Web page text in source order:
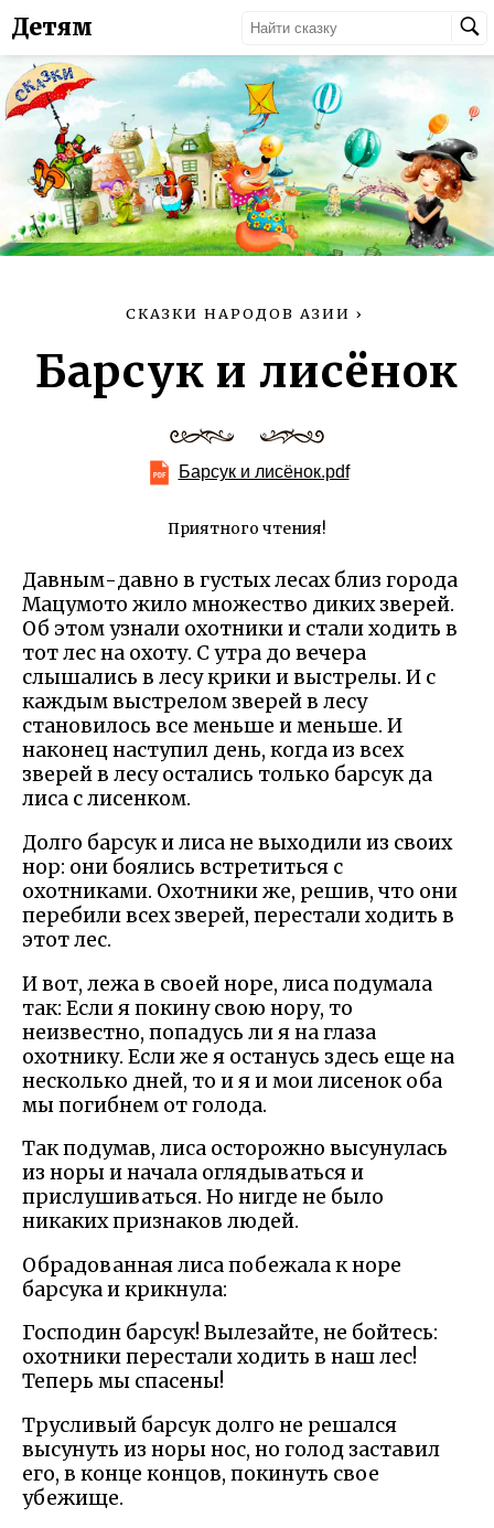
Детям
СКАЗКИ НАРОДОВ АЗИИ ›
Барсук и лисёнок
Барсук и лисёнок.pdf
Приятного чтения!
Давным-давно в густых лесах близ города
Мацумото жило множество диких зверей.
Об этом узнали охотники и стали ходить в
тот лес на охоту. С утра до вечера
слышались в лесу крики и выстрелы. И с
каждым выстрелом зверей в лесу
становилось все меньше и меньше. И
наконец наступил день, когда из всех
зверей в лесу остались только барсук да
лиса с лисенком.
Долго барсук и лиса не выходили из своих
нор: они боялись встретиться с
охотниками. Охотники же, решив, что они
перебили всех зверей, перестали ходить в
этот лес.
И вот, лежа в своей норе, лиса подумала
так: Если я покину свою нору, то
неизвестно, попадусь ли я на глаза
охотнику. Если же я останусь здесь еще на
несколько дней, то и я и мои лисенок оба
мы погибнем от голода.
Так подумав, лиса осторожно высунулась
из норы и начала оглядываться и
прислушиваться. Но нигде не было
никаких признаков людей.
Обрадованная лиса побежала к норе
барсука и крикнула:
Господин барсук! Вылезайте, не бойтесь:
охотники перестали ходить в наш лес!
Теперь мы спасены!
Трусливый барсук долго не решался
высунуть из норы нос, но голод заставил
его, в конце концов, покинуть свое
убежище.